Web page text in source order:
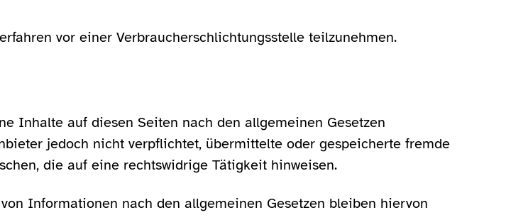
vor einer Verbraucherschlichtungsstelle teilzunehmen.
Inhalte auf diesen Seiten nach den allgemeinen Gesetzen
jedoch nicht verpflichtet, übermittelte oder gespeicherte fremde
die auf eine rechtswidrige Tätigkeit hinweisen.
Informationen nach den allgemeinen Gesetzen bleiben hiervon